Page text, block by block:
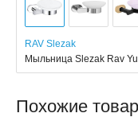
RAV Slezak
Мыльница Slezak Rav
Похожие